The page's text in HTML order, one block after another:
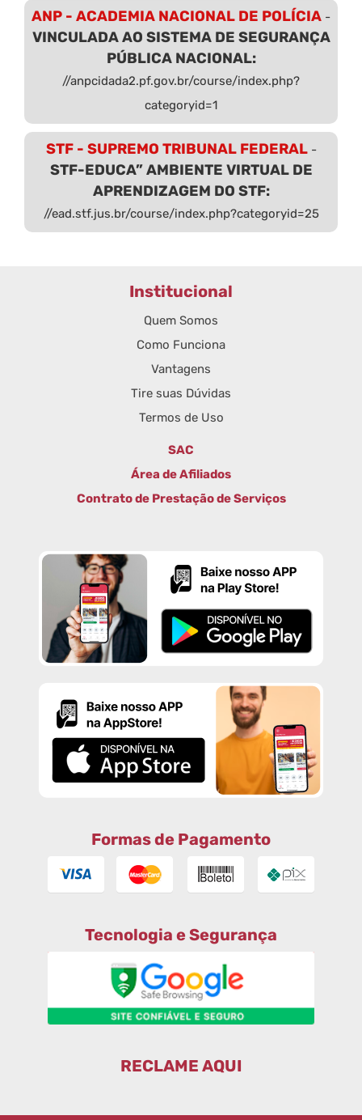
ANP - ACADEMIA NACIONAL DE POLÍCIA -
VINCULADA AO SISTEMA DE SEGURANÇA
PÚBLICA NACIONAL:
//anpcidada2.pf.gov.br/course/index.php?
categoryid=1
STF - SUPREMO TRIBUNAL FEDERAL-
STF-EDUCA” AMBIENTE VIRTUAL DE
APRENDIZAGEM DO STF:
//ead.stf.jus.br/course/index.php?categoryid=25
Institucional
Quem Somos
Como Funciona
Vantagens
Tire suas Dúvidas
Termos de Uso
SAC
Área de Afiliados
Contrato de Prestação de Serviços
Formas de Pagamento
Tecnologia e Segurança
RECLAME AQUI